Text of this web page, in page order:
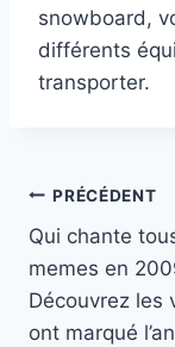
snowboard,
différents
transporter.
de
l’article
PRÉCÉDENT
Qui chante
memes en
Découvrez les
ont marqué